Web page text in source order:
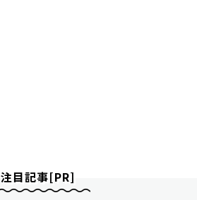
注目記事[PR]